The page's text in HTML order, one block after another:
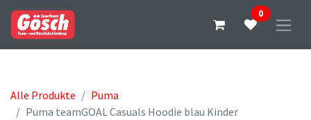
0
Alle Produkte
Puma
Puma teamGOAL Casuals Hoodie blau Kinder